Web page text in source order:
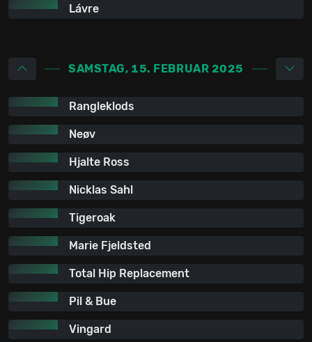
Lávre
SAMSTAG, 15. FEBRUAR 2025
Rangleklods
Neøv
Hjalte Ross
Nicklas Sahl
Tigeroak
Marie Fjeldsted
Total Hip Replacement
Pil & Bue
Vingard